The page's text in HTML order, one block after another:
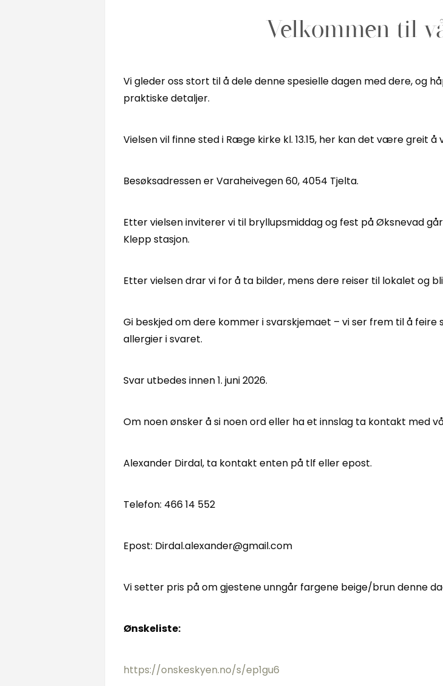
Velkommen til
Vi gleder oss stort til å dele denne spesielle dagen med dere, og
praktiske detaljer.
Vielsen vil finne sted i Ræge kirke kl. 13.15, her kan det være greit
Besøksadressen er Varaheivegen 60, 4054 Tjelta.
Etter vielsen inviterer vi til bryllupsmiddag og fest på Øksnevad
Klepp stasjon.
Etter vielsen drar vi for å ta bilder, mens dere reiser til lokalet og
Gi beskjed om dere kommer i svarskjemaet – vi ser frem til å
allergier i svaret.
Svar utbedes innen 1. juni 2026.
Om noen ønsker å si noen ord eller ha et innslag ta kontakt med
Alexander Dirdal, ta kontakt enten på tlf eller epost.
Telefon: 466 14 552
Epost: Dirdal.alexander@gmail.com
Vi setter pris på om gjestene unngår fargene beige/brun denne
Ønskeliste:
https://onskeskyen.no/s/ep1gu6